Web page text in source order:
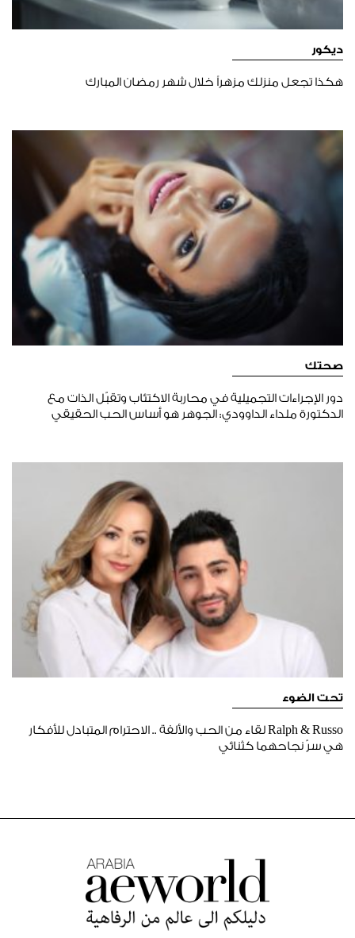
ديكور
هكذا تجعل منزلك مزهراً خلال شهر رمضان المبارك
صحتك
دور الإجراءات التجميلية في محاربة الاكتئاب وتقبّل الذات مع
الدكتورة ملداء الداوودي: الجوهر هو أساس الحب الحقيقي
تحت الضوء
Ralph & Russo لقاء من الحب والألفة .. الاحترام المتبادل للأفكار
هي سرّ نجاحهما كثنائي